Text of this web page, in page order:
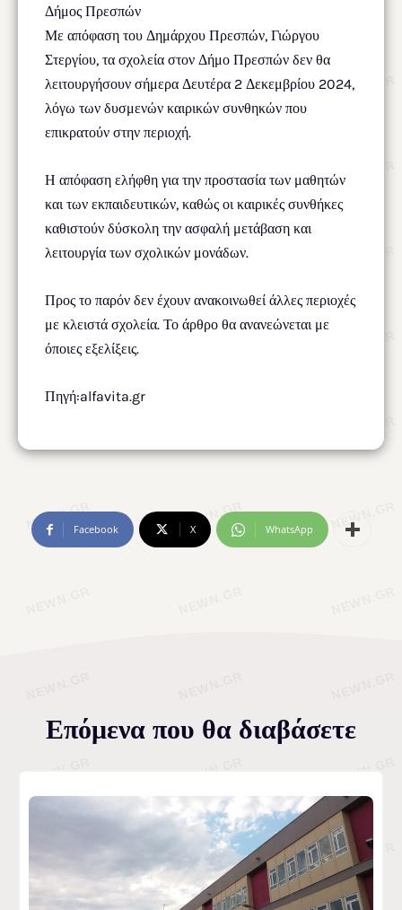
Δήμος Πρεσπών
Με απόφαση του Δημάρχου Πρεσπών, Γιώργου
Στεργίου, τα σχολεία στον Δήμο Πρεσπών δεν θα
λειτουργήσουν σήμερα Δευτέρα 2 Δεκεμβρίου 2024,
λόγω των δυσμενών καιρικών συνθηκών που
επικρατούν στην περιοχή.
Η απόφαση ελήφθη για την προστασία των μαθητών
και των εκπαιδευτικών, καθώς οι καιρικές συνθήκες
καθιστούν δύσκολη την ασφαλή μετάβαση και
λειτουργία των σχολικών μονάδων.
Προς το παρόν δεν έχουν ανακοινωθεί άλλες περιοχές
με κλειστά σχολεία. Το άρθρο θα ανανεώνεται με
όποιες εξελίξεις.
Πηγή:alfavita.gr
Facebook X WhatsApp
Επόμενα που θα διαβάσετε